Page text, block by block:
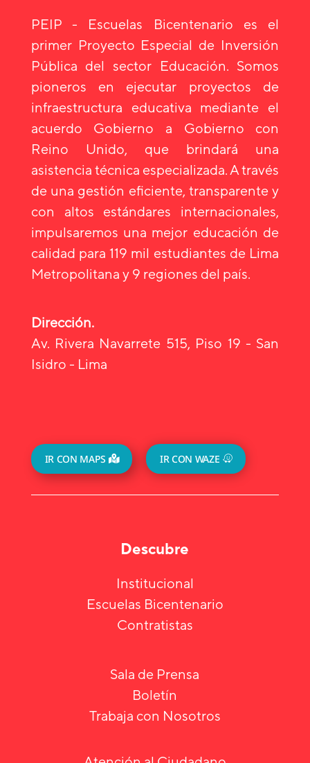
PEIP - Escuelas Bicentenario es el
primer Proyecto Especial de Inversión
Pública del sector Educación. Somos
pioneros en ejecutar proyectos de
infraestructura educativa mediante el
acuerdo Gobierno a Gobierno con
Reino Unido, que brindará una
asistencia técnica especializada. A través
de una gestión eficiente, transparente y
con altos estándares internacionales,
impulsaremos una mejor educación de
calidad para 119 mil estudiantes de Lima
Metropolitana y 9 regiones del país.
Dirección.
Av. Rivera Navarrete 515, Piso 19 - San
Isidro - Lima
IR CON MAPS IR CON WAZE
Descubre
Institucional
Escuelas Bicentenario
Contratistas
Sala de Prensa
Boletín
Trabaja con Nosotros